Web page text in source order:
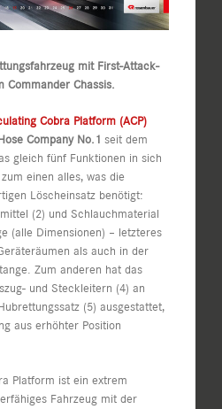
mit First-Attack-
Commander Chassis.
Cobra Platform (ACP)
Company No.1 seit dem
gleich fünf Funktionen in sich
einen alles, was die
Löscheinsatz benötigt:
(2) und Schlauchmaterial
(alle Dimensionen) – letzteres
als auch in der
Zum anderen hat das
und Steckleitern (4) an
(5) ausgestattet,
aus erhöhter Position
Platform ist ein extrem
Fahrzeug mit der